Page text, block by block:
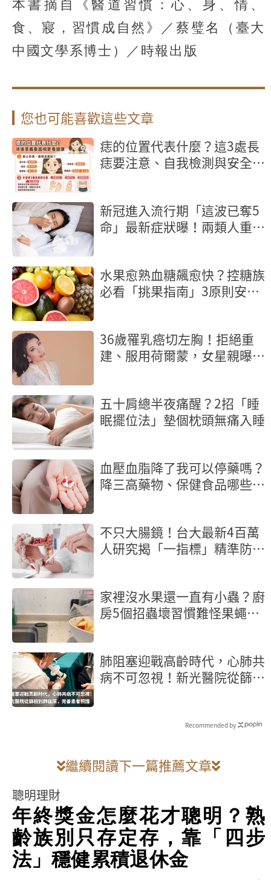
本書摘自《醫道習慣：心、身、情、
食、寢，習慣成自然》／蔡璧名（臺大
中國文學系博士）／時報出版
您也可能喜歡這些文章
痣的位置代表什麼？這3處長
痣要注意、自我檢測與安全除
新冠進入流行期「這波已奪5
命」最新症狀曝！兩類人重症
水果愈熟血糖飆愈快？控糖族
必看「挑果指南」3原則安心
36歲罹乳癌切左胸！拒絕重
建、服用荷爾蒙，女星親曝抗
五十肩總半夜痛醒？2招「睡
眠擺位法」墊個枕頭無痛入睡
血壓血脂降了我可以停藥嗎？
降三高藥物、保健食品哪些不
不只大腸鏡！台大最新4百萬
人研究揭「一指標」精準防大
家裡沒水果還一直有小蟲？廚
房5個招蟲壞習慣難怪果蠅殺
肺阻塞迎戰高齡時代，心肺共
病不可忽視！新光醫院從篩檢
Recommended by
繼續閱讀下一篇推薦文章
聰明理財
年終獎金怎麼花才聰明？熟
齡族別只存定存，靠「四步
法」穩健累積退休金